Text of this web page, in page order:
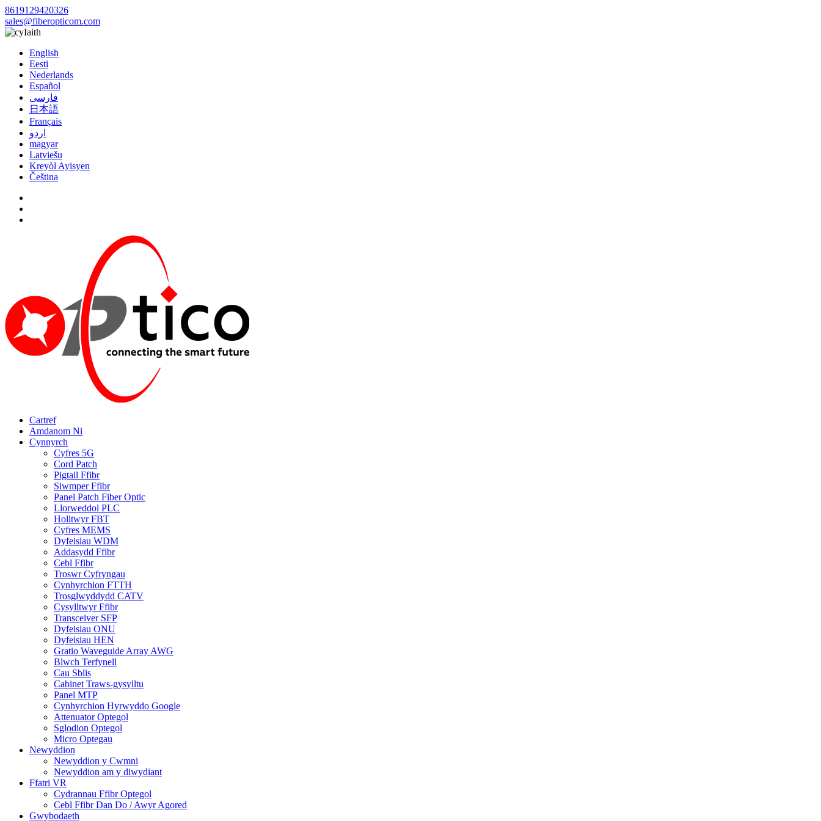
8619129420326
sales@fiberopticom.com
Iaith
English
Eesti
Nederlands
Español
فارسی
日本語
Français
اردو
magyar
Latviešu
Kreyòl Ayisyen
Čeština
Cartref
Amdanom Ni
Cynnyrch
Cyfres 5G
Cord Patch
Pigtail Ffibr
Siwmper Ffibr
Panel Patch Fiber Optic
Llorweddol PLC
Holltwyr FBT
Cyfres MEMS
Dyfeisiau WDM
Addasydd Ffibr
Cebl Ffibr
Troswr Cyfryngau
Cynhyrchion FTTH
Trosglwyddydd CATV
Cysylltwyr Ffibr
Transceiver SFP
Dyfeisiau ONU
Dyfeisiau HEN
Gratio Waveguide Array AWG
Blwch Terfynell
Cau Sblis
Cabinet Traws-gysylltu
Panel MTP
Cynhyrchion Hyrwyddo Google
Attenuator Optegol
Sglodion Optegol
Micro Optegau
Newyddion
Newyddion y Cwmni
Newyddion am y diwydiant
Ffatri VR
Cydrannau Ffibr Optegol
Cebl Ffibr Dan Do / Awyr Agored
Gwybodaeth